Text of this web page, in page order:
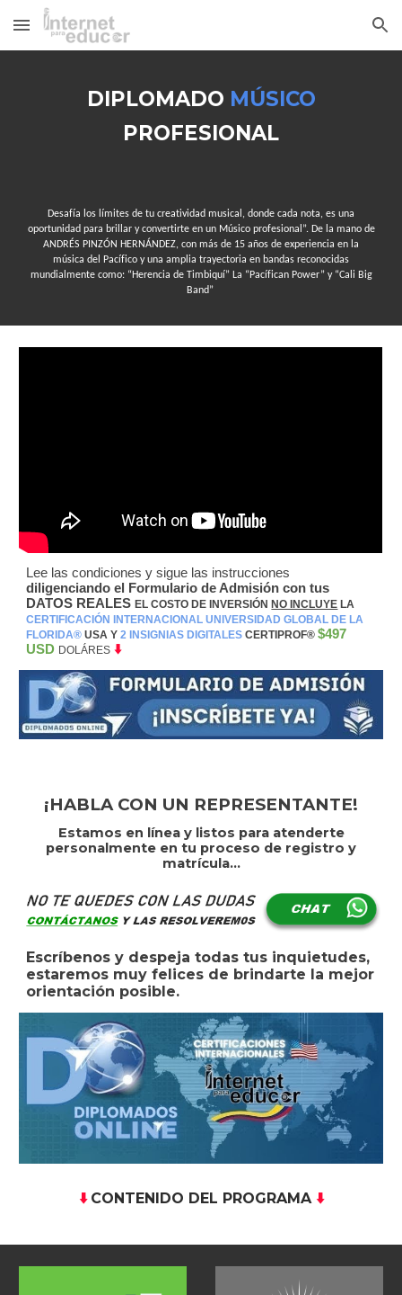
Skip to main content Skip to navigation
DIPLOMADO MÚSICO
PROFESIONAL
Desafía los límites de tu creatividad musical, donde cada nota, es una
oportunidad para brillar y convertirte en un Músico profesional”. De la mano de
ANDRÉS PINZÓN HERNÁNDEZ, con más de 15 años de experiencia en la
música del Pacífico y una amplia trayectoria en bandas reconocidas
mundialmente como: “Herencia de Timbiquí” La “Pacífican Power” y “Cali Big
Band”
Lee las condiciones y sigue las instrucciones
diligenciando el Formulario de Admisión con tus
DATOS REALESEL COSTO DE INVERSIÓN NO INCLUYE LA
CERTIFICACIÓN INTERNACIONAL UNIVERSIDAD GLOBAL DE LA
FLORIDA®️ USA Y2 INSIGNIAS DIGITALES CERTIPROF®️$497
USD DOLÁRES ⬇️
¡HABLA CON UN REPRESENTANTE!
Estamos en línea y listos para atenderte
personalmente en tu proceso de registro y
matrícula...
Escríbenos y despeja todas tus inquietudes,
estaremos muy felices de brindarte la mejor
orientación posible.
⬇️ CONTENIDO DEL PROGRAMA ⬇️